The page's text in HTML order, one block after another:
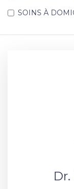
SOINS À